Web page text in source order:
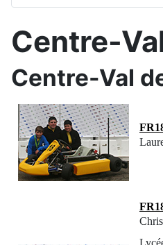
Centre-
Centre-Val